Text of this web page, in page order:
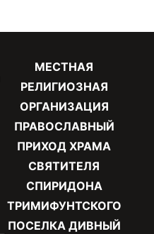
МЕСТНАЯ
РЕЛИГИОЗНАЯ
ОРГАНИЗАЦИЯ
ПРАВОСЛАВНЫЙ
ПРИХОД ХРАМА
СВЯТИТЕЛЯ
СПИРИДОНА
ТРИМИФУНТСКОГО
ПОСЕЛКА ДИВНЫЙ